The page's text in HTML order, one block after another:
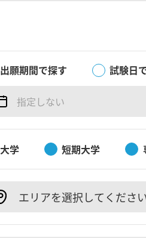
出願期間で探す 試験日
大学 短期大学
エリアを選択してくださ